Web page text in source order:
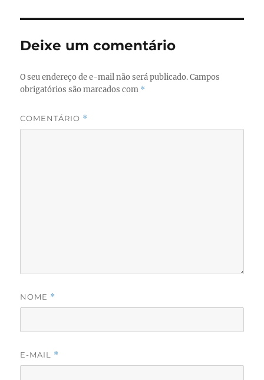
Deixe um comentário
O seu endereço de e-mail não será publicado. Campos
obrigatórios são marcados com *
COMENTÁRIO *
NOME *
E-MAIL *